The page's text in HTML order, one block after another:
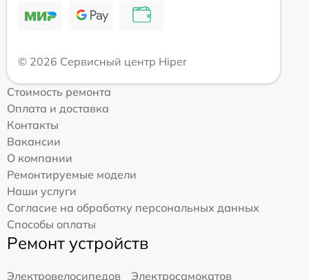
© 2026 Сервисный центр Hiper
Стоимость ремонта
Оплата и доставка
Контакты
Вакансии
О компании
Ремонтируемые модели
Наши услуги
Согласие на обработку персональных данных
Способы оплаты
Ремонт устройств
Электровелосипедов
Электросамокатов